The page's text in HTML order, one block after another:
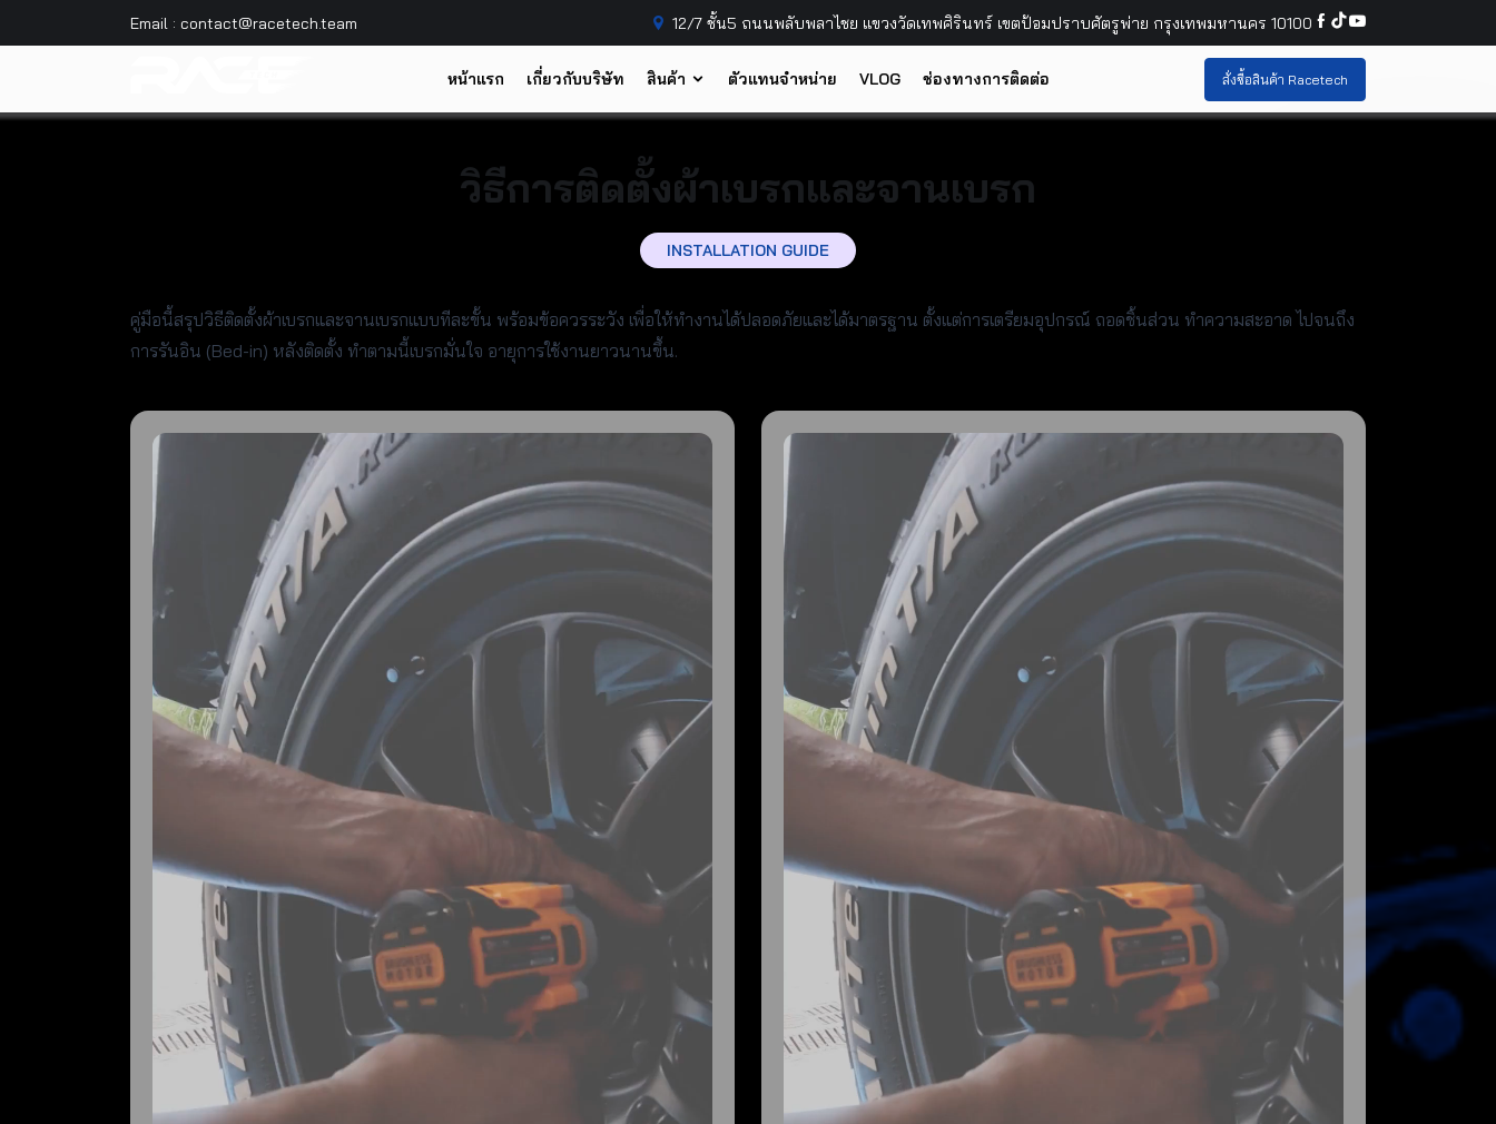
Email : contact@racetech.team 12/7 ชั้น5 ถนนพลับพลาไชย แขวงวัดเทพศิรินทร์ เขตป้อมปราบศัตรูพ่าย กรุงเทพมหานคร 10100
หน้าแรก เกี่ยวกับบริษัท สินค้า ตัวแทนจำหน่าย VLOG ช่องทางการติดต่อ สั่งซื้อสินค้า Racetech
วิธีการติดตั้งผ้าเบรกและจานเบรก
INSTALLATION GUIDE
คู่มือนี้สรุปวิธีติดตั้งผ้าเบรกและจานเบรกแบบทีละขั้น พร้อมข้อควรระวัง เพื่อให้ทำงานได้ปลอดภัยและได้มาตรฐาน ตั้งแต่การเตรียมอุปกรณ์ ถอดชิ้นส่วน ทำความสะอาด ไปจนถึง
การรันอิน (Bed-in) หลังติดตั้ง ทำตามนี้เบรกมั่นใจ อายุการใช้งานยาวนานขึ้น.